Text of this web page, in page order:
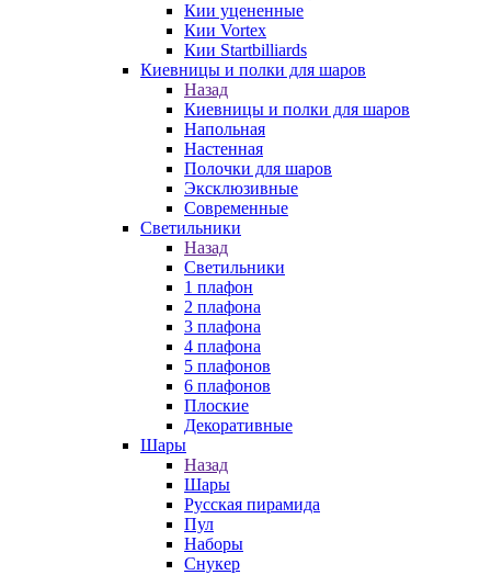
Кии уцененные
Кии Vortex
Кии Startbilliards
Киевницы и полки для шаров
Назад
Киевницы и полки для шаров
Напольная
Настенная
Полочки для шаров
Эксклюзивные
Современные
Светильники
Назад
Светильники
1 плафон
2 плафона
3 плафона
4 плафона
5 плафонов
6 плафонов
Плоские
Декоративные
Шары
Назад
Шары
Русская пирамида
Пул
Наборы
Снукер